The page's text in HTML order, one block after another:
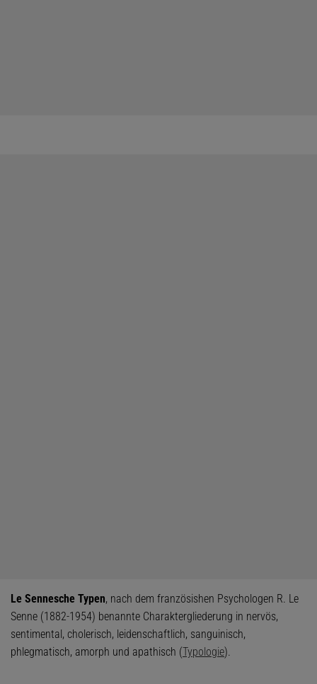
Le Sennesche Typen, nach dem französishen Psychologen R. Le
Senne (1882-1954) benannte Charaktergliederung in nervös,
sentimental, cholerisch, leidenschaftlich, sanguinisch,
phlegmatisch, amorph und apathisch (Typologie).